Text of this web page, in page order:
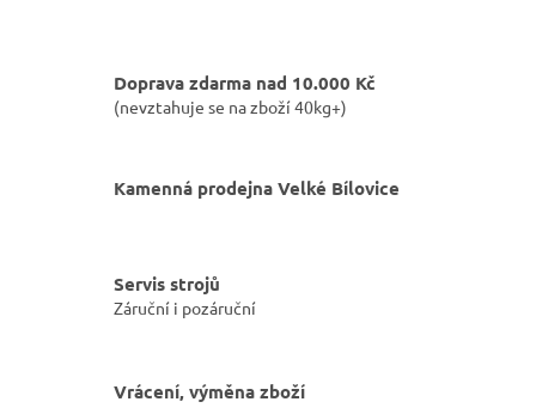
Doprava zdarma nad 10.000 Kč
(nevztahuje se na zboží 40kg+)
Kamenná prodejna Velké Bílovice
Servis strojů
Záruční i pozáruční
Vrácení, výměna zboží